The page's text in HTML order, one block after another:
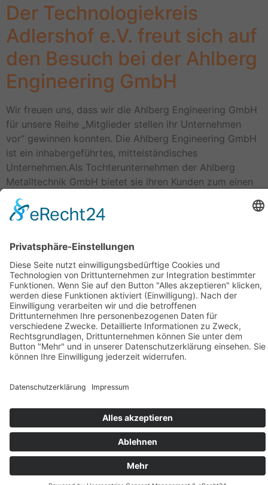
Der Technologiekreis
Adlershof e.V. freut sich auf
den Besuch bei der Ahlberg
Engineering GmbH
Wir freuen uns, dass wir die Ahlberg Engineering GmbH
für unsere Reihe „Mitglieder stellen ihr Unternehmen
vor“ gewinnen konnten. Die Ahlberg Engineering GmbH
ist ein inhabergeführtes, mittelständisches
Unternehmen.Als Tochterunternehmen der Ahlberg
Metalltechnik GmbH bietet sie ihren Kunden zum einen
Entwicklungsdienstleistungen inkl. FEM- oder CFD-
Simulation an, und zum anderen werden Prototypen,
Vorrichtungen, Werkzeuge und Sondermaschinen
Geschäftsstelle Adlershof
Kekuléstraße 2-4
12489 Berlin
Tel: +49-30-6392 2280
office@tk-adlershof.de